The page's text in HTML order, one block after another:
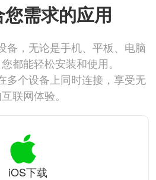
需求的应用
备，无论是手机、平板、电脑
都能轻松安装和使用。
多个设备上同时连接，享受无
联网体验。
iOS下载